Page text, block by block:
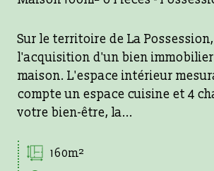
Sur le territoire de La
l'acquisition d'un bien immobilier
maison. L'espace intérieur
compte un espace cuisine et 4
votre bien-être, la...
160m²